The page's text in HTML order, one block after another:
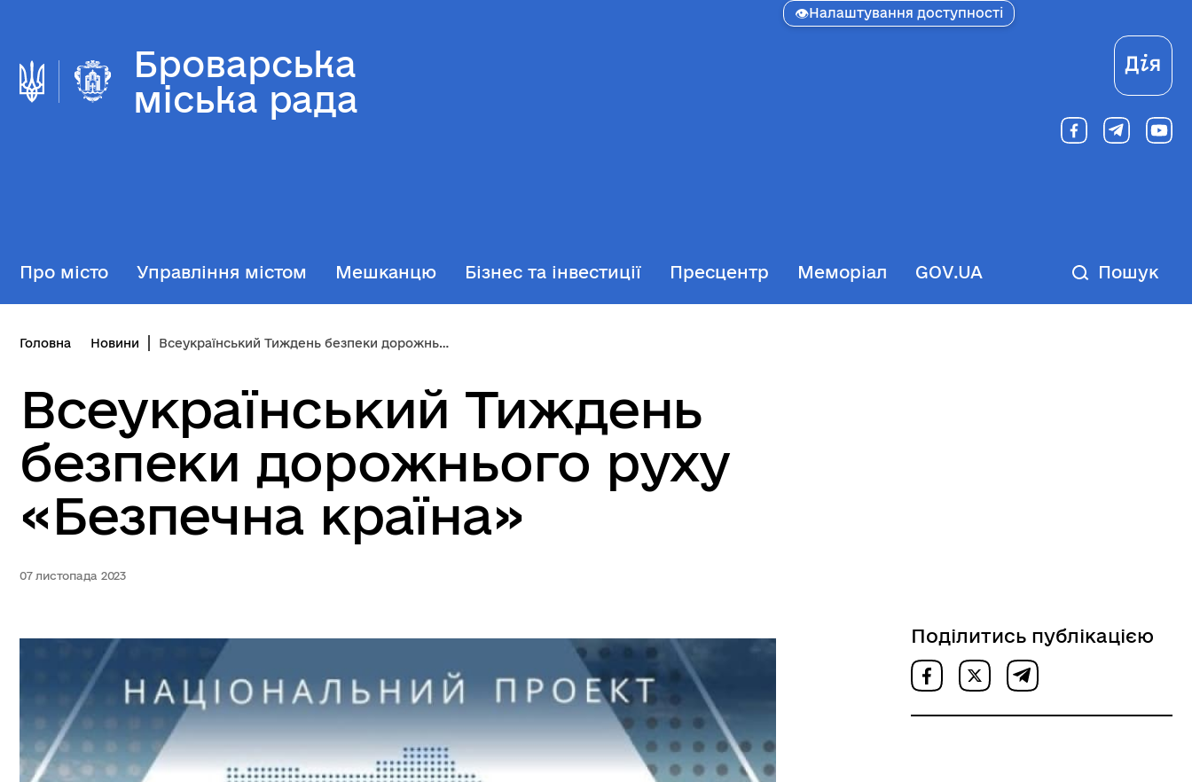
Броварська
міська рада
👁Налаштування доступності
Про місто Управління містом Мешканцю Бізнес та інвестиції Пресцентр Меморіал GOV.UA Пошук
Головна Новини Всеукраїнський Тиждень безпеки дорожнього руху «Безпечна країна»
Всеукраїнський Тиждень
безпеки дорожнього руху
«Безпечна країна»
07 листопада 2023
Поділитись публікацією